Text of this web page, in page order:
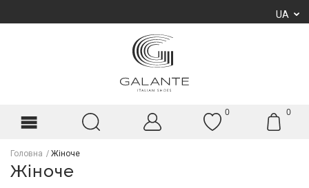
UA
0 0
Головна Жіноче
Жіноче